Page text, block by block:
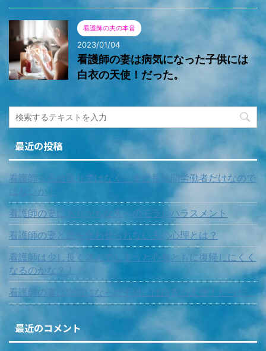
看護師の夫の本音
2023/01/04
看護師の妻は病気になった子供には
白衣の天使！だった。
最近の投稿
看護師＝高給取りではなく、単に長時間労働者だけなので
はないか！
看護師の妻にありがちな夫へのモラルハラスメント
看護師の妻と目を合わせられない夫の心理とは？
看護師は少し長く休んでしまうと心身ともに復帰しにくく
なるのかな？！
看護師の妻は病気になった子供には白衣の天使！だった。
最近のコメント